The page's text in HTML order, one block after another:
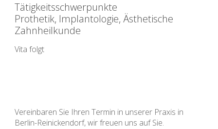
Tätigkeitsschwerpunkte
Prothetik, Implantologie, Ästhetische
Zahnheilkunde
Vita folgt
Vereinbaren Sie Ihren Termin in unserer Praxis in
Berlin-Reinickendorf, wir freuen uns auf Sie.